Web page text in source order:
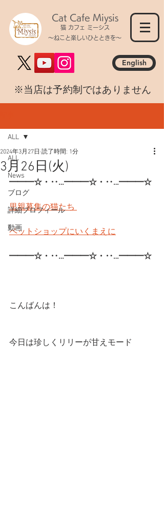
Cat Cafe Miysis
猫 カフェ ミーシス
～ねこと楽しいひとときを～
English
​※当店は予約制ではありません
ALL
News
ブログ
詳細プロフィール
動画
ALL
3月26日(火)
2024年3月27日 読了時間: 1分
━━━☆・‥…━━━☆・‥…━━━☆
里親募集の猫たち
ペットショップにいくまえに
━━━☆・‥…━━━☆・‥…━━━☆
こんばんは！
今日は珍しくリリーが甘えモード